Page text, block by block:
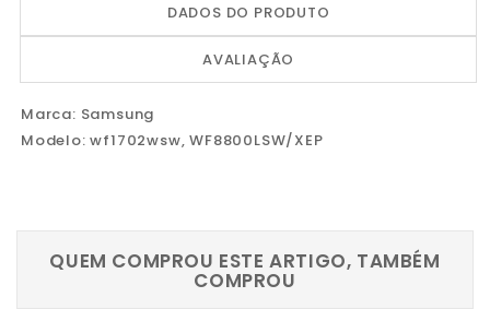
DADOS DO PRODUTO
AVALIAÇÃO
Marca: Samsung
Modelo: wf1702wsw,WF8800LSW/XEP
QUEM COMPROU ESTE ARTIGO, TAMBÉM
COMPROU